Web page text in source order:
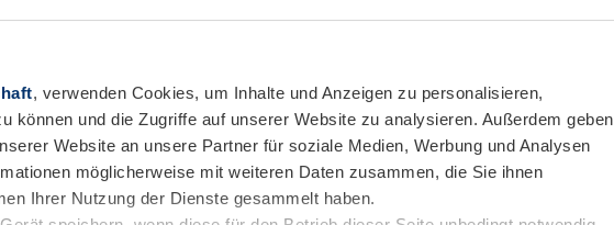
, verwenden Cookies, um Inhalte und Anzeigen zu personalisieren,
können und die Zugriffe auf unserer Website zu analysieren. Außerdem geben
Website an unsere Partner für soziale Medien, Werbung und Analysen
möglicherweise mit weiteren Daten zusammen, die Sie ihnen
Ihrer Nutzung der Dienste gesammelt haben.